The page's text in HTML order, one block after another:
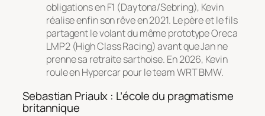
obligations en F1 (Daytona/Sebring), Kevin
réalise enfin son rêve en 2021. Le père et le fils
partagent le volant du même prototype Oreca
LMP2 (High Class Racing) avant que Jan ne
prenne sa retraite sarthoise. En 2026, Kevin
roule en Hypercar pour le team WRT BMW.
Sebastian Priaulx : L’école du pragmatisme
britannique